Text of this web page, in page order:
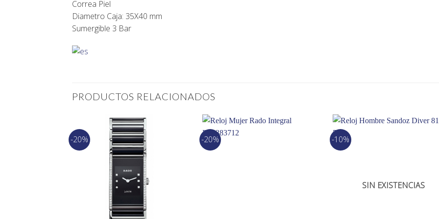
Correa Piel
Diametro Caja: 35X40 mm
Sumergible 3 Bar
PRODUCTOS RELACIONADOS
-20% -20% -10%
SIN EXISTENCIAS